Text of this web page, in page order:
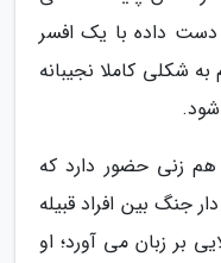
دست داده با یک افسر
شکلی کاملا نجیبانه
زنی حضور دارد که
جنگ بین افراد قبیله
بر زبان می آورد؛ او